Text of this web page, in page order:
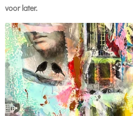
voor later.